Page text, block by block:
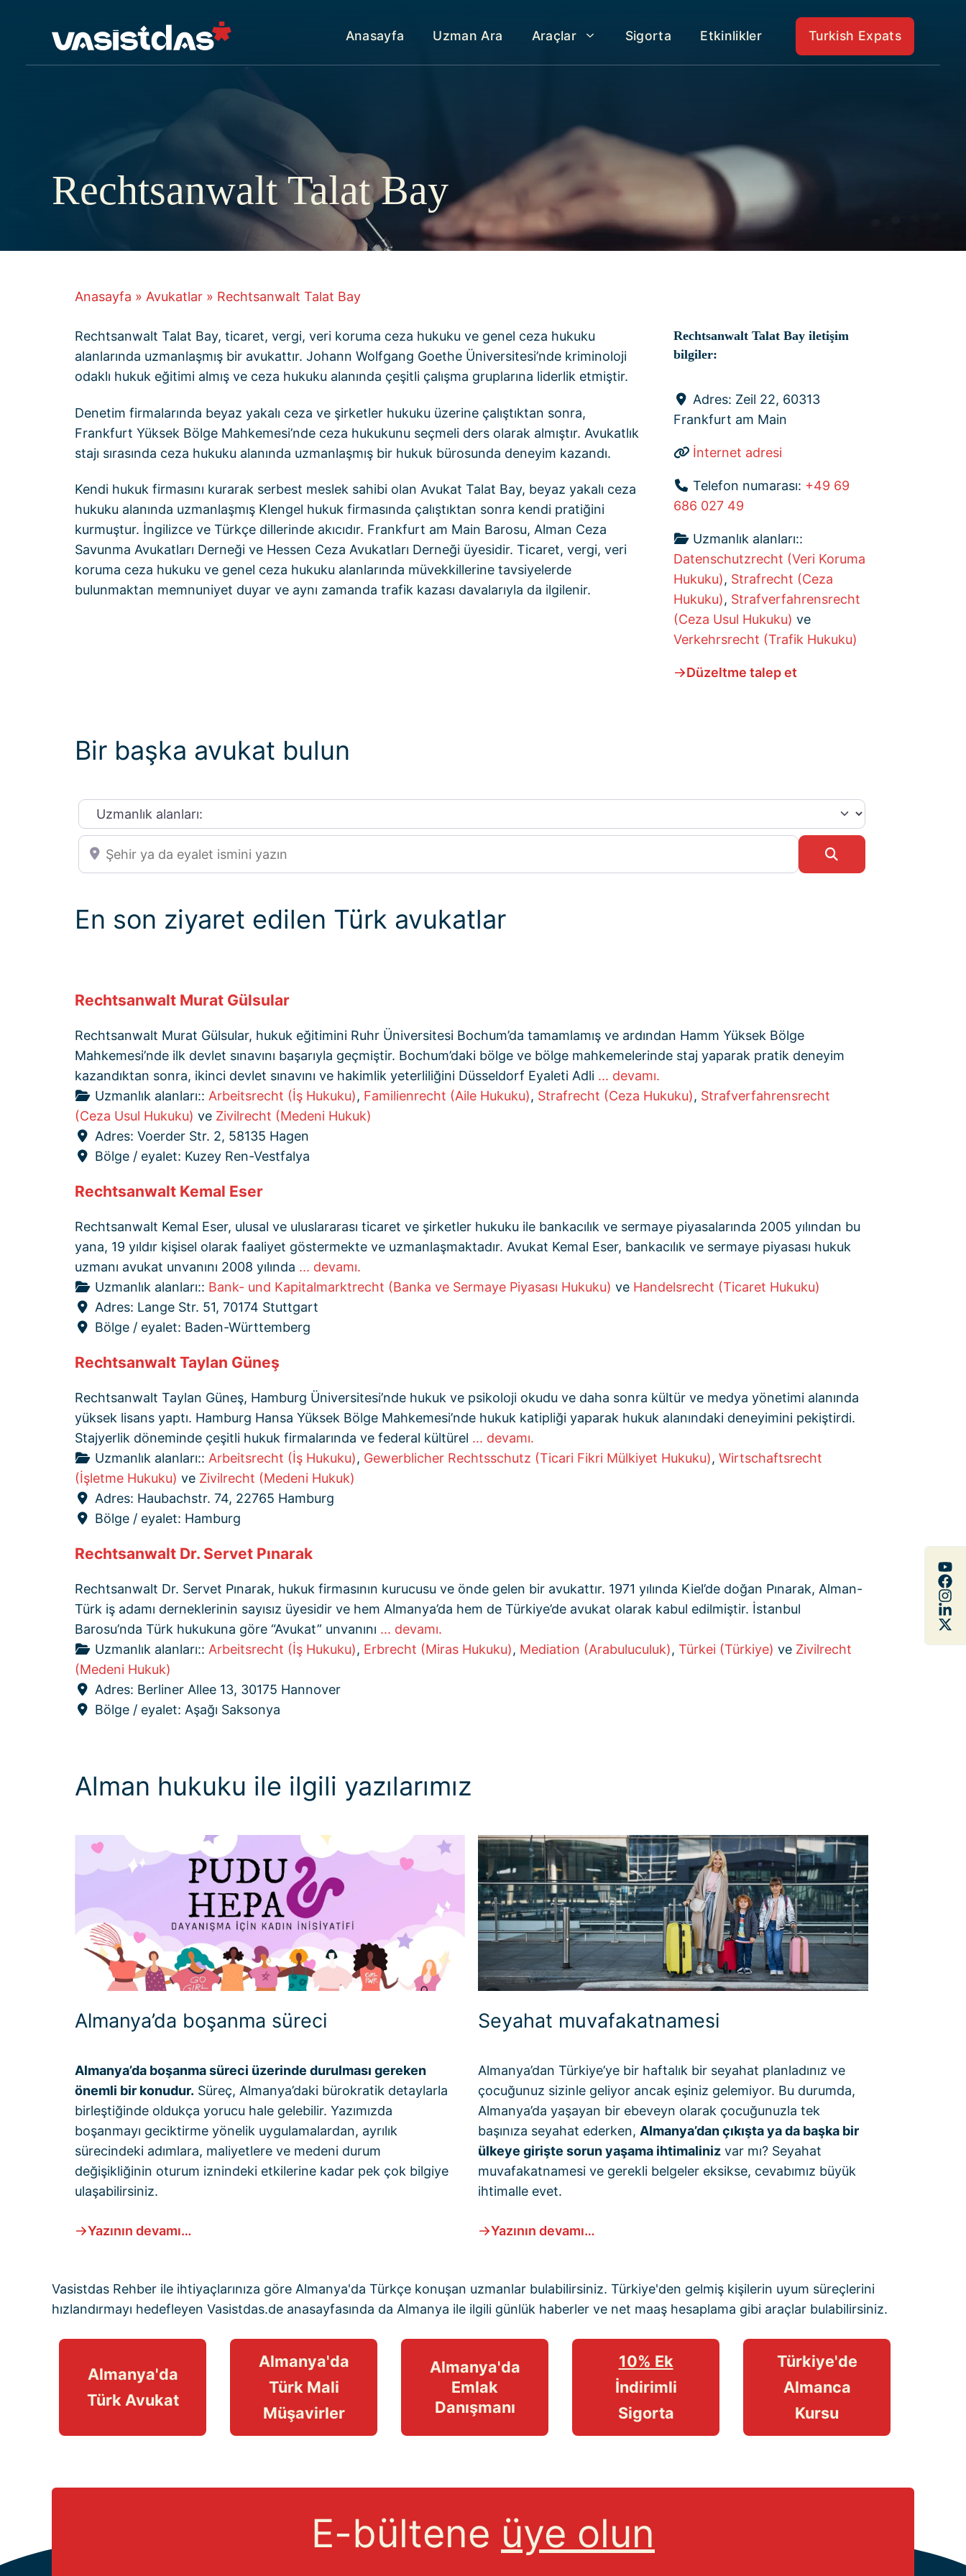
Anasayfa Uzman Ara Araçlar Sigorta Etkinlikler Turkish Expats
Rechtsanwalt Talat Bay
Anasayfa » Avukatlar » Rechtsanwalt Talat Bay
Rechtsanwalt Talat Bay, ticaret, vergi, veri koruma ceza hukuku ve genel ceza hukuku
alanlarında uzmanlaşmış bir avukattır. Johann Wolfgang Goethe Üniversitesi’nde kriminoloji
odaklı hukuk eğitimi almış ve ceza hukuku alanında çeşitli çalışma gruplarına liderlik etmiştir.
Denetim firmalarında beyaz yakalı ceza ve şirketler hukuku üzerine çalıştıktan sonra,
Frankfurt Yüksek Bölge Mahkemesi’nde ceza hukukunu seçmeli ders olarak almıştır. Avukatlık
stajı sırasında ceza hukuku alanında uzmanlaşmış bir hukuk bürosunda deneyim kazandı.
Kendi hukuk firmasını kurarak serbest meslek sahibi olan Avukat Talat Bay, beyaz yakalı ceza
hukuku alanında uzmanlaşmış Klengel hukuk firmasında çalıştıktan sonra kendi pratiğini
kurmuştur. İngilizce ve Türkçe dillerinde akıcıdır. Frankfurt am Main Barosu, Alman Ceza
Savunma Avukatları Derneği ve Hessen Ceza Avukatları Derneği üyesidir. Ticaret, vergi, veri
koruma ceza hukuku ve genel ceza hukuku alanlarında müvekkillerine tavsiyelerde
bulunmaktan memnuniyet duyar ve aynı zamanda trafik kazası davalarıyla da ilgilenir.
Rechtsanwalt Talat Bay iletişim
bilgiler:
Adres: Zeil 22, 60313
Frankfurt am Main
İnternet adresi
Telefon numarası: +49 69
686 027 49
Uzmanlık alanları::
Datenschutzrecht (Veri Koruma
Hukuku), Strafrecht (Ceza
Hukuku), Strafverfahrensrecht
(Ceza Usul Hukuku) ve
Verkehrsrecht (Trafik Hukuku)
Düzeltme talep et
Bir başka avukat bulun
Uzmanlık alanları:
Şehir ya da eyalet ismini yazın
En son ziyaret edilen Türk avukatlar
Rechtsanwalt Murat Gülsular
Rechtsanwalt Murat Gülsular, hukuk eğitimini Ruhr Üniversitesi Bochum’da tamamlamış ve ardından Hamm Yüksek Bölge
Mahkemesi’nde ilk devlet sınavını başarıyla geçmiştir. Bochum’daki bölge ve bölge mahkemelerinde staj yaparak pratik deneyim
kazandıktan sonra, ikinci devlet sınavını ve hakimlik yeterliliğini Düsseldorf Eyaleti Adli ... devamı.
Uzmanlık alanları:: Arbeitsrecht (İş Hukuku), Familienrecht (Aile Hukuku), Strafrecht (Ceza Hukuku), Strafverfahrensrecht
(Ceza Usul Hukuku) ve Zivilrecht (Medeni Hukuk)
Adres: Voerder Str. 2, 58135 Hagen
Bölge / eyalet: Kuzey Ren-Vestfalya
Rechtsanwalt Kemal Eser
Rechtsanwalt Kemal Eser, ulusal ve uluslararası ticaret ve şirketler hukuku ile bankacılık ve sermaye piyasalarında 2005 yılından bu
yana, 19 yıldır kişisel olarak faaliyet göstermekte ve uzmanlaşmaktadır. Avukat Kemal Eser, bankacılık ve sermaye piyasası hukuk
uzmanı avukat unvanını 2008 yılında ... devamı.
Uzmanlık alanları:: Bank- und Kapitalmarktrecht (Banka ve Sermaye Piyasası Hukuku) ve Handelsrecht (Ticaret Hukuku)
Adres: Lange Str. 51, 70174 Stuttgart
Bölge / eyalet: Baden-Württemberg
Rechtsanwalt Taylan Güneş
Rechtsanwalt Taylan Güneş, Hamburg Üniversitesi’nde hukuk ve psikoloji okudu ve daha sonra kültür ve medya yönetimi alanında
yüksek lisans yaptı. Hamburg Hansa Yüksek Bölge Mahkemesi’nde hukuk katipliği yaparak hukuk alanındaki deneyimini pekiştirdi.
Stajyerlik döneminde çeşitli hukuk firmalarında ve federal kültürel ... devamı.
Uzmanlık alanları:: Arbeitsrecht (İş Hukuku), Gewerblicher Rechtsschutz (Ticari Fikri Mülkiyet Hukuku), Wirtschaftsrecht
(İşletme Hukuku) ve Zivilrecht (Medeni Hukuk)
Adres: Haubachstr. 74, 22765 Hamburg
Bölge / eyalet: Hamburg
Rechtsanwalt Dr. Servet Pınarak
Rechtsanwalt Dr. Servet Pınarak, hukuk firmasının kurucusu ve önde gelen bir avukattır. 1971 yılında Kiel’de doğan Pınarak, Alman-
Türk iş adamı derneklerinin sayısız üyesidir ve hem Almanya’da hem de Türkiye’de avukat olarak kabul edilmiştir. İstanbul
Barosu’nda Türk hukukuna göre “Avukat” unvanını ... devamı.
Uzmanlık alanları:: Arbeitsrecht (İş Hukuku), Erbrecht (Miras Hukuku), Mediation (Arabuluculuk), Türkei (Türkiye) ve Zivilrecht
(Medeni Hukuk)
Adres: Berliner Allee 13, 30175 Hannover
Bölge / eyalet: Aşağı Saksonya
Alman hukuku ile ilgili yazılarımız
Almanya’da boşanma süreci
Almanya’da boşanma süreci üzerinde durulması gereken
önemli bir konudur. Süreç, Almanya’daki bürokratik detaylarla
birleştiğinde oldukça yorucu hale gelebilir. Yazımızda
boşanmayı geciktirme yönelik uygulamalardan, ayrılık
sürecindeki adımlara, maliyetlere ve medeni durum
değişikliğinin oturum iznindeki etkilerine kadar pek çok bilgiye
ulaşabilirsiniz.
Yazının devamı…
Seyahat muvafakatnamesi
Almanya’dan Türkiye’ye bir haftalık bir seyahat planladınız ve
çocuğunuz sizinle geliyor ancak eşiniz gelemiyor. Bu durumda,
Almanya’da yaşayan bir ebeveyn olarak çocuğunuzla tek
başınıza seyahat ederken, Almanya’dan çıkışta ya da başka bir
ülkeye girişte sorun yaşama ihtimaliniz var mı? Seyahat
muvafakatnamesi ve gerekli belgeler eksikse, cevabımız büyük
ihtimalle evet.
Yazının devamı…
Vasistdas Rehber ile ihtiyaçlarınıza göre Almanya'da Türkçe konuşan uzmanlar bulabilirsiniz. Türkiye'den gelmiş kişilerin uyum süreçlerini
hızlandırmayı hedefleyen Vasistdas.de anasayfasında da Almanya ile ilgili günlük haberler ve net maaş hesaplama gibi araçlar bulabilirsiniz.
Almanya'da
Türk Avukat
Almanya'da
Türk Mali
Müşavirler
Almanya'da
Emlak
Danışmanı
10% Ek
İndirimli
Sigorta
Türkiye'de
Almanca
Kursu
E-bültene üye olun